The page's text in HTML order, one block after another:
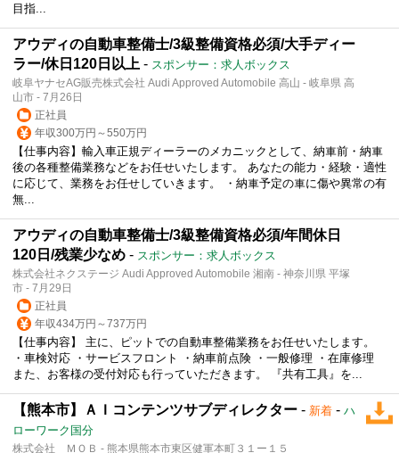
目指...
アウディの自動車整備士/3級整備資格必須/大手ディー
ラー/休日120日以上 - スポンサー：求人ボックス
岐阜ヤナセAG販売株式会社 Audi Approved Automobile 高山 - 岐阜県 高
山市 - 7月26日
正社員
年収300万円～550万円
【仕事内容】輸入車正規ディーラーのメカニックとして、納車前・納車
後の各種整備業務などをお任せいたします。 あなたの能力・経験・適性
に応じて、業務をお任せしていきます。 ・納車予定の車に傷や異常の有
無...
アウディの自動車整備士/3級整備資格必須/年間休日
120日/残業少なめ - スポンサー：求人ボックス
株式会社ネクステージ Audi Approved Automobile 湘南 - 神奈川県 平塚
市 - 7月29日
正社員
年収434万円～737万円
【仕事内容】 主に、ピットでの自動車整備業務をお任せいたします。
・車検対応 ・サービスフロント ・納車前点険 ・一般修理 ・在庫修理
また、お客様の受付対応も行っていただきます。 『共有工具』を...
【熊本市】ＡＩコンテンツサブディレクター - 新着 - ハ
ローワーク国分
株式会社 ＭＯＢ - 熊本県熊本市東区健軍本町３１ー１５